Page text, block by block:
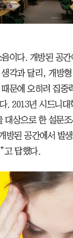
이다. 개방된 공
각과 달리, 개방
문에 오히려 집중
. 2013년 시드니대
대상으로 한 설문
방된 공간에서 발
고 답했다.